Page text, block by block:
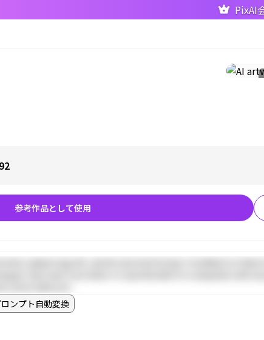
PixAI
参考作品として使用
adipiscing elit, sed do eiusmod tempor incididunt ut
ンプト自動変換